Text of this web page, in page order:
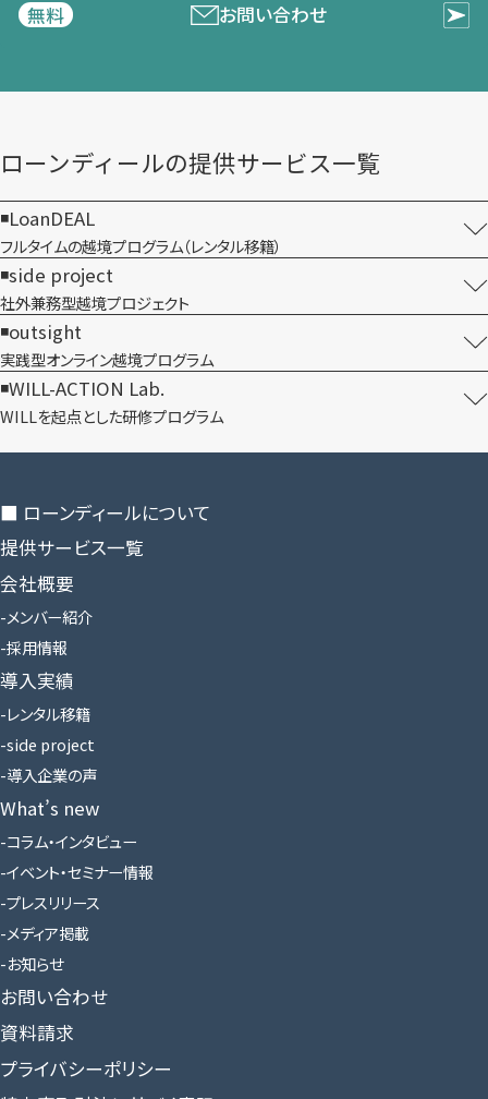
無料
お問い合わせ
ローンディールの​提供サービス一覧
LoanDEAL
フルタイムの越境プログラム​（レンタル移籍）
side project
社外兼務型​越境プロジェクト
outsight
実践型オンライン​越境プログラム
WILL-ACTION Lab.
WILLを​起点とした​研修プログラム
■ ローンディールに​ついて
提供サービス一覧
会社概要
メンバー紹介
採用情報
導入実績
レンタル移籍
side project
導入企業の声
What’s new
コラム・インタビュー
イベント・セミナー情報
プレスリリース
メディア掲載
お知らせ
お問い合わせ
資料請求
プライバシーポリシー